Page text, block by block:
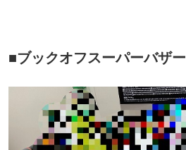
■ブックオフスーパーバザー